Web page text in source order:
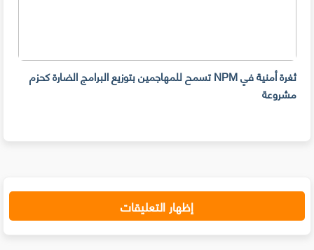
ثغرة أمنية في NPM تسمح للمهاجمين بتوزيع البرامج الضارة كحزم
مشروعة
إظهار التعليقات